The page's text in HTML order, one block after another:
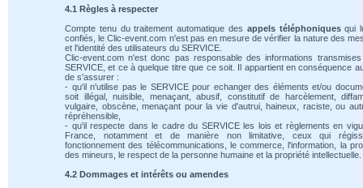
4.1 Règles à respecter
Compte tenu du traitement automatique des appels téléphoniquesqui
confiés, le Clic-event.com n'est pas en mesure de vérifier la nature des
et l'identité des utilisateurs du SERVICE.
Clic-event.com n'est donc pas responsable des informations
SERVICE, et ce à quelque titre que ce soit. Il appartient en conséquence
de s'assurer :
- qu'il n'utilise pas le SERVICE pour echanger des éléments et/ou
soit illégal, nuisible, menaçant, abusif, constitutif de harcèlement,
vulgaire, obscène, menaçant pour la vie d'autrui, haineux, raciste, ou
répréhensible,
- qu'il respecte dans le cadre du SERVICE les lois et règlements en
France, notamment et de manière non limitative, ceux qui
fonctionnement des télécommunications, le commerce, l'information, la
des mineurs, le respect de la personne humaine et la propriété intellectuelle.
4.2 Dommages et intérêts ou amendes